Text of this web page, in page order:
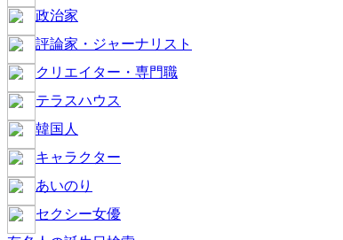
政治家
評論家・ジャーナリスト
クリエイター・専門職
テラスハウス
韓国人
キャラクター
あいのり
セクシー女優